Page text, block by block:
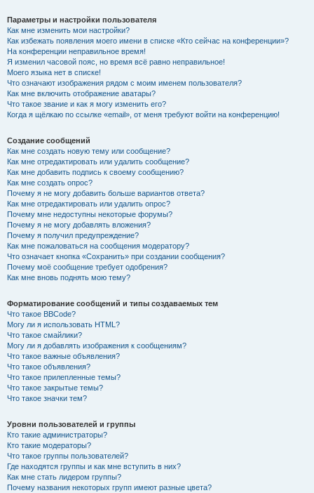
Параметры и настройки пользователя
Как мне изменить мои настройки?
Как избежать появления моего имени в списке «Кто сейчас на конференции»?
На конференции неправильное время!
Я изменил часовой пояс, но время всё равно неправильное!
Моего языка нет в списке!
Что означают изображения рядом с моим именем пользователя?
Как мне включить отображение аватары?
Что такое звание и как я могу изменить его?
Когда я щёлкаю по ссылке «email», от меня требуют войти на конференцию!
Создание сообщений
Как мне создать новую тему или сообщение?
Как мне отредактировать или удалить сообщение?
Как мне добавить подпись к своему сообщению?
Как мне создать опрос?
Почему я не могу добавить больше вариантов ответа?
Как мне отредактировать или удалить опрос?
Почему мне недоступны некоторые форумы?
Почему я не могу добавлять вложения?
Почему я получил предупреждение?
Как мне пожаловаться на сообщения модератору?
Что означает кнопка «Сохранить» при создании сообщения?
Почему моё сообщение требует одобрения?
Как мне вновь поднять мою тему?
Форматирование сообщений и типы создаваемых тем
Что такое BBCode?
Могу ли я использовать HTML?
Что такое смайлики?
Могу ли я добавлять изображения к сообщениям?
Что такое важные объявления?
Что такое объявления?
Что такое прилепленные темы?
Что такое закрытые темы?
Что такое значки тем?
Уровни пользователей и группы
Кто такие администраторы?
Кто такие модераторы?
Что такое группы пользователей?
Где находятся группы и как мне вступить в них?
Как мне стать лидером группы?
Почему названия некоторых групп имеют разные цвета?